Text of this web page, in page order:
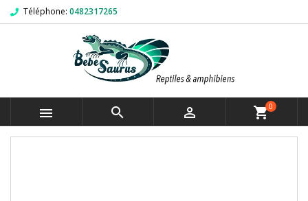
Téléphone: 0482317265
   shopping_cart0